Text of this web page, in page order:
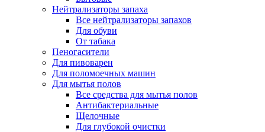
Нейтрализаторы запаха
Все нейтрализаторы запахов
Для обуви
От табака
Пеногасители
Для пивоварен
Для поломоечных машин
Для мытья полов
Все средства для мытья полов
Антибактериальные
Щелочные
Для глубокой очистки